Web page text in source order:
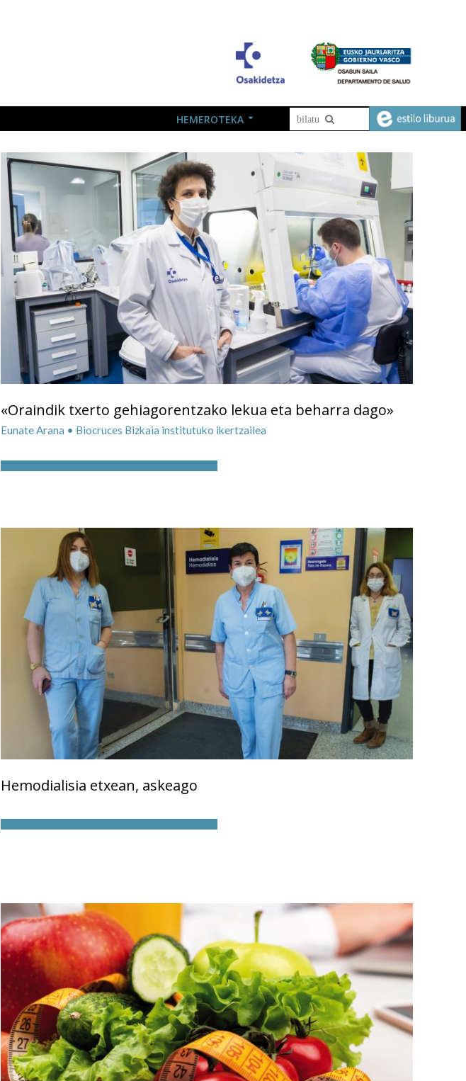
HEMEROTEKA
«Oraindik txerto gehiagorentzako lekua eta beharra dago»
Eunate Arana • Biocruces Bizkaia institutuko ikertzailea
Hemodialisia etxean, askeago